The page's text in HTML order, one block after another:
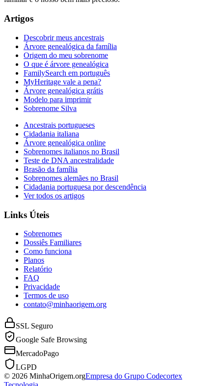
Artigos
Descobrir meus ancestrais
Árvore genealógica da família
Origem do meu sobrenome
O que é árvore genealógica
FamilySearch em português
MyHeritage vale a pena?
Árvore genealógica grátis
Modelo para imprimir
Sobrenome Silva
Ancestrais portugueses
Cidadania italiana
Árvore genealógica online
Sobrenomes italianos no Brasil
Teste de DNA ancestralidade
Brasão da família
Sobrenomes alemães no Brasil
Cidadania portuguesa por descendência
Ver todos os artigos
Links Úteis
Sobrenomes
Dossiês Familiares
Como funciona
Planos
Relatório
FAQ
Privacidade
Termos de uso
contato@minhaorigem.org
SSL Seguro
Google Safe Browsing
MercadoPago
LGPD
© 2026 MinhaOrigem.orgEmpresa do Grupo Codecortex